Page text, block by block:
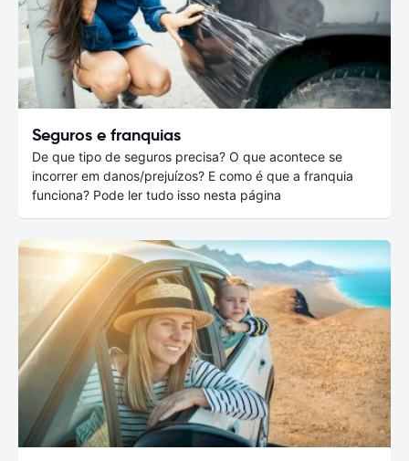
Seguros e franquias
De que tipo de seguros precisa? O que acontece se
incorrer em danos/prejuízos? E como é que a franquia
funciona? Pode ler tudo isso nesta página